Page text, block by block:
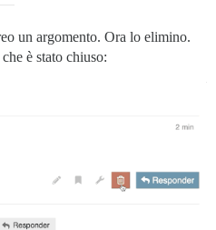
un argomento. Ora lo elimino.
è stato chiuso: